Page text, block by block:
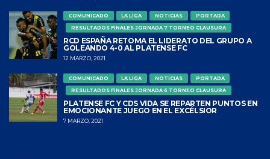
COMUNICADO LA LIGA NOTICIAS
PORTADA
RESULTADOS FINALES JORNADA 7 TORNEO CLAUSURA
RCD ESPAÑA RETOMA EL LIDERATO DEL GRUPO A
GOLEANDO 4-0 AL PLATENSE FC
12 MARZO, 2021
COMUNICADO LA LIGA NOTICIAS
PORTADA
RESULTADOS FINALES JORNADA 6 TORNEO CLAUSURA
PLATENSE FC Y CDS VIDA SE REPARTEN PUNTOS EN
EMOCIONANTE JUEGO EN EL EXCÉLSIOR
7 MARZO, 2021